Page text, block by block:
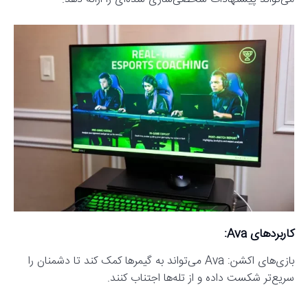
کاربردهای Ava:
بازی‌های اکشن: Ava می‌تواند به گیمرها کمک کند تا دشمنان را
سریع‌تر شکست داده و از تله‌ها اجتناب کنند.